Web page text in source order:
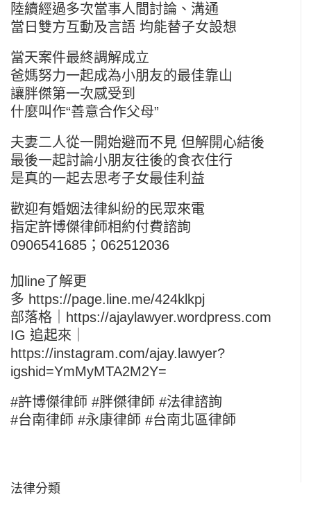
陸續經過多次當事人間討論、溝通
當日雙方互動及言語 均能替子女設想
當天案件最終調解成立
爸媽努力一起成為小朋友的最佳靠山
讓胖傑第一次感受到
什麼叫作“善意合作父母”
夫妻二人從一開始避而不見 但解開心結後
最後一起討論小朋友往後的食衣住行
是真的一起去思考子女最佳利益
歡迎有婚姻法律糾紛的民眾來電
指定許博傑律師相約付費諮詢
0906541685；062512036
加line了解更
多 https://page.line.me/424klkpj
部落格｜ https://ajaylawyer.wordpress.com
IG 追起來｜
https://instagram.com/ajay.lawyer?
igshid=YmMyMTA2M2Y=
#許博傑律師 #胖傑律師 #法律諮詢
#台南律師 #永康律師 #台南北區律師
法律分類